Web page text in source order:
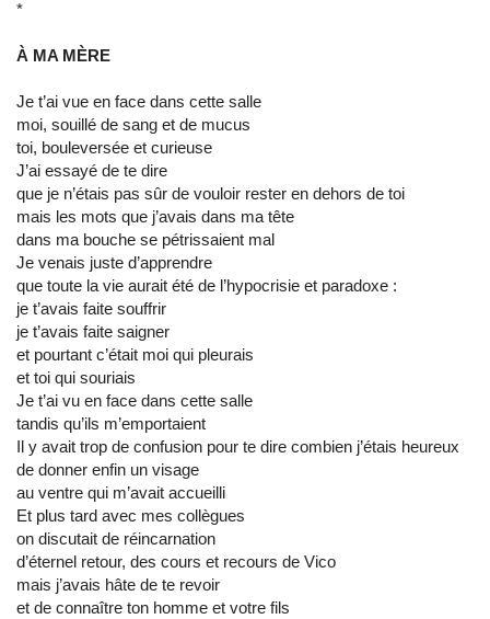
*
À MA MÈRE
Je t’ai vue en face dans cette salle
moi, souillé de sang et de mucus
toi, bouleversée et curieuse
J’ai essayé de te dire
que je n’étais pas sûr de vouloir rester en dehors de toi
mais les mots que j’avais dans ma tête
dans ma bouche se pétrissaient mal
Je venais juste d’apprendre
que toute la vie aurait été de l’hypocrisie et paradoxe :
je t’avais faite souffrir
je t’avais faite saigner
et pourtant c’était moi qui pleurais
et toi qui souriais
Je t’ai vu en face dans cette salle
tandis qu’ils m’emportaient
Il y avait trop de confusion pour te dire combien j’étais heureux
de donner enfin un visage
au ventre qui m’avait accueilli
Et plus tard avec mes collègues
on discutait de réincarnation
d’éternel retour, des cours et recours de Vico
mais j’avais hâte de te revoir
et de connaître ton homme et votre fils